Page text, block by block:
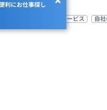
利にお仕事探し
BtoBサービス 自